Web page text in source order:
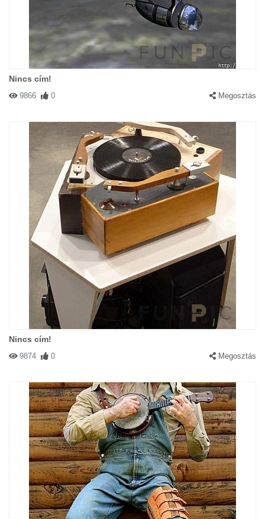
Nincs cím!
9866 0 Megosztás
Nincs cím!
9874 0 Megosztás